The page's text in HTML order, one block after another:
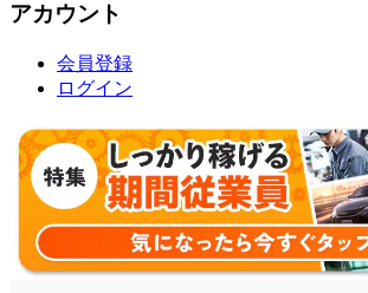
アカウント
会員登録
ログイン